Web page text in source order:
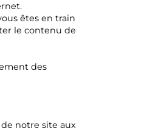
êtes en train
le contenu de
des
notre site aux